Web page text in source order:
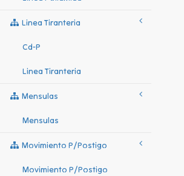
Linea Tiranteria
Cd-P
Linea Tiranteria
Mensulas
Mensulas
Movimiento P/postigo
Movimiento P/postigo